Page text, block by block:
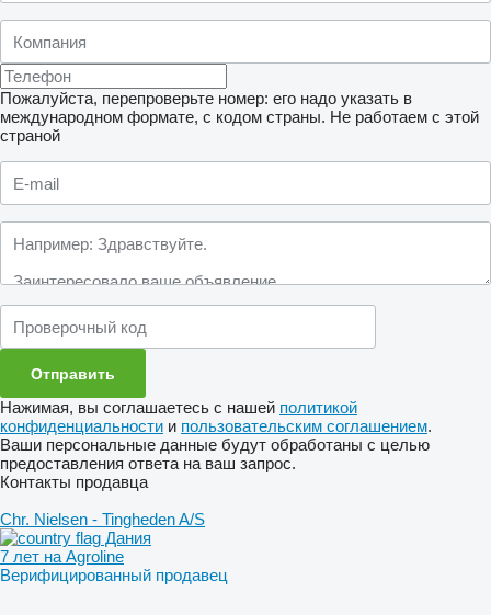
Пожалуйста, перепроверьте номер: его надо указать в
международном формате, с кодом страны. Не работаем с этой
страной
Нажимая, вы соглашаетесь с нашей политикой
конфиденциальности и пользовательским соглашением.
Ваши персональные данные будут обработаны с целью
предоставления ответа на ваш запрос.
Контакты продавца
Chr. Nielsen - Tingheden A/S
Дания
7 лет на Agroline
Верифицированный продавец